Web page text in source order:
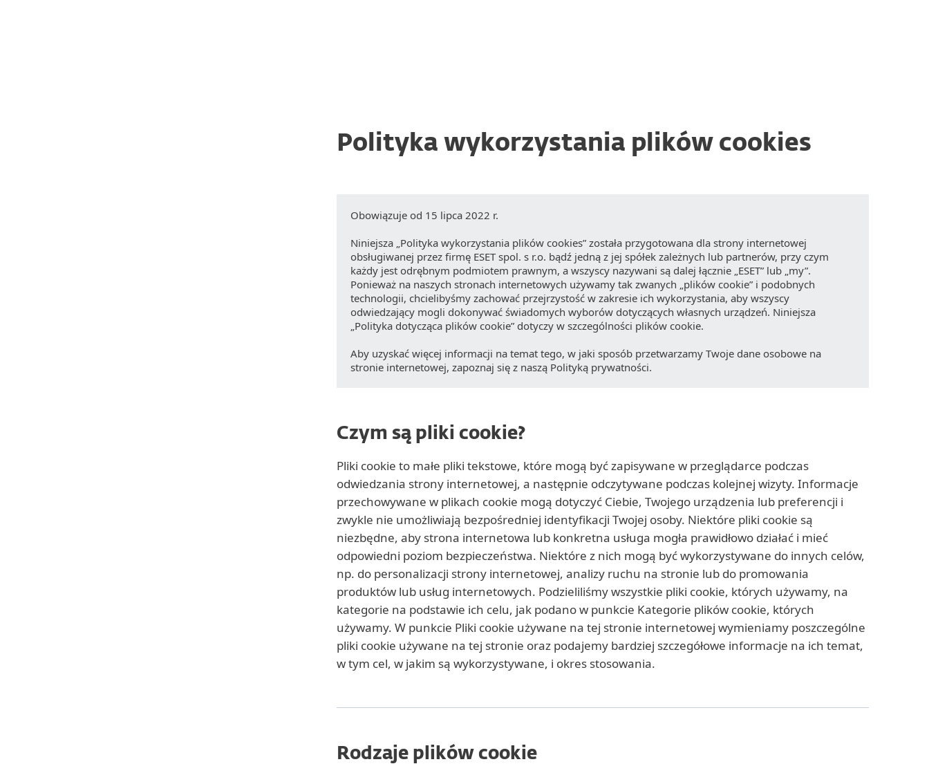
Polityka wykorzystania plików cookies
Obowiązuje od 15 lipca 2022 r.
Niniejsza „Polityka wykorzystania plików cookies” została przygotowana dla strony internetowej
obsługiwanej przez firmę ESET spol. s r.o. bądź jedną z jej spółek zależnych lub partnerów, przy czym
każdy jest odrębnym podmiotem prawnym, a wszyscy nazywani są dalej łącznie „ESET” lub „my”.
Ponieważ na naszych stronach internetowych używamy tak zwanych „plików cookie” i podobnych
technologii, chcielibyśmy zachować przejrzystość w zakresie ich wykorzystania, aby wszyscy
odwiedzający mogli dokonywać świadomych wyborów dotyczących własnych urządzeń. Niniejsza
„Polityka dotycząca plików cookie” dotyczy w szczególności plików cookie.
Aby uzyskać więcej informacji na temat tego, w jaki sposób przetwarzamy Twoje dane osobowe na
stronie internetowej, zapoznaj się z naszą Polityką prywatności.
Czym są pliki cookie?
Pliki cookie to małe pliki tekstowe, które mogą być zapisywane w przeglądarce podczas
odwiedzania strony internetowej, a następnie odczytywane podczas kolejnej wizyty. Informacje
przechowywane w plikach cookie mogą dotyczyć Ciebie, Twojego urządzenia lub preferencji i
zwykle nie umożliwiają bezpośredniej identyfikacji Twojej osoby. Niektóre pliki cookie są
niezbędne, aby strona internetowa lub konkretna usługa mogła prawidłowo działać i mieć
odpowiedni poziom bezpieczeństwa. Niektóre z nich mogą być wykorzystywane do innych celów,
np. do personalizacji strony internetowej, analizy ruchu na stronie lub do promowania
produktów lub usług internetowych. Podzieliliśmy wszystkie pliki cookie, których używamy, na
kategorie na podstawie ich celu, jak podano w punkcie Kategorie plików cookie, których
używamy. W punkcie Pliki cookie używane na tej stronie internetowej wymieniamy poszczególne
pliki cookie używane na tej stronie oraz podajemy bardziej szczegółowe informacje na ich temat,
w tym cel, w jakim są wykorzystywane, i okres stosowania.
Rodzaje plików cookie